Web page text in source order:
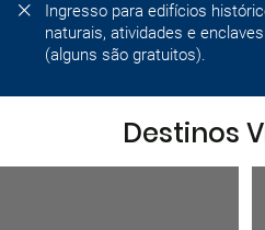
Ingresso para edifícios
naturais, atividades e
(alguns são gratuitos).
Destinos